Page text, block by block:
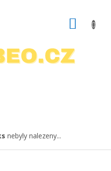
nebyly nalezeny...